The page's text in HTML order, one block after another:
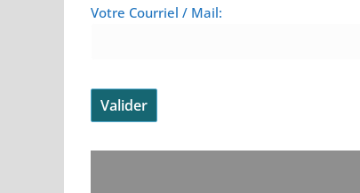
Votre Courriel / Mail: